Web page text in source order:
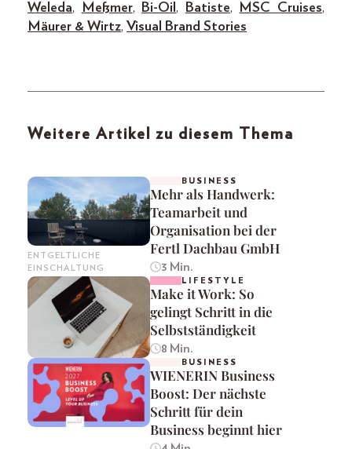
Weleda, Meßmer, Bi-Oil, Batiste, MSC Cruises,
Mäurer & Wirtz, Visual Brand Stories
Weitere Artikel zu diesem Thema
ENTGELTLICHE
EINSCHALTUNG
BUSINESS
Mehr als Handwerk:
Teamarbeit und
Organisation bei der
Fertl Dachbau GmbH
3 Min.
LIFESTYLE
Make it Work: So
gelingt Schritt in die
Selbstständigkeit
8 Min.
BUSINESS
WIENERIN Business
Boost: Der nächste
Schritt für dein
Business beginnt hier